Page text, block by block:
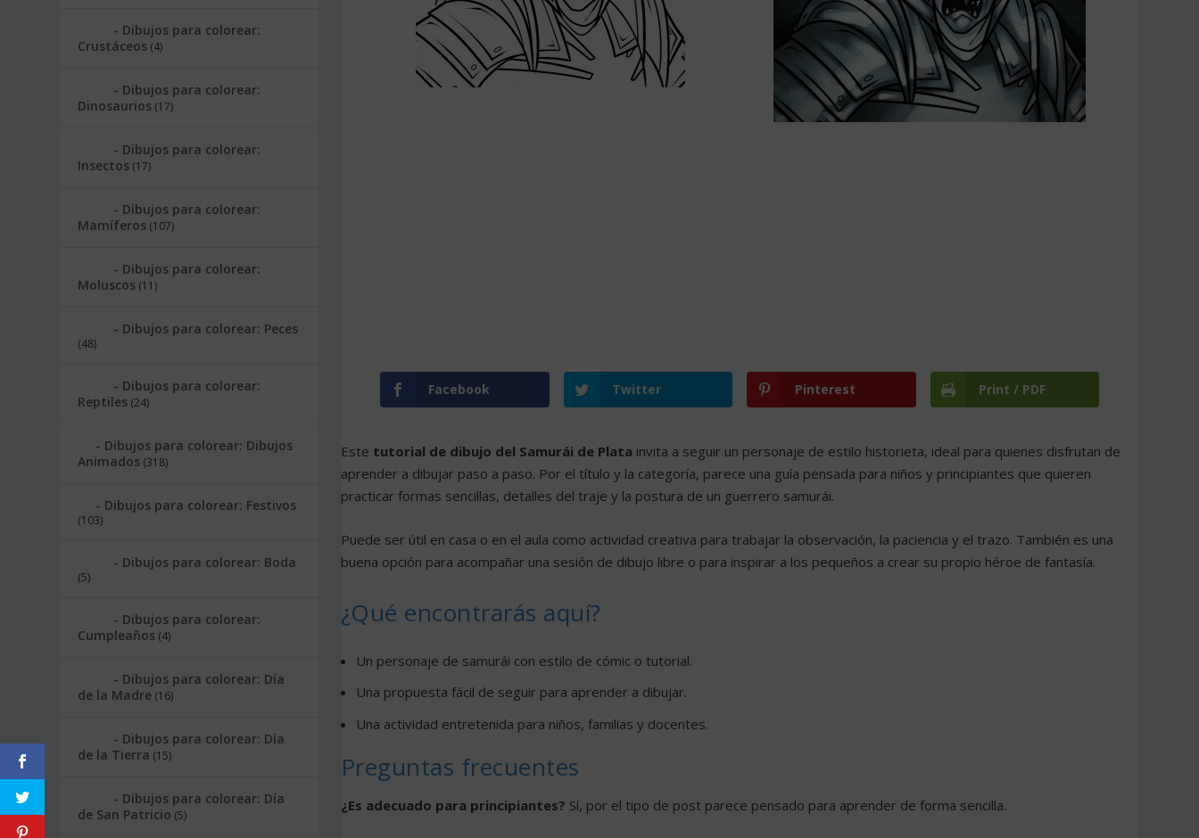
Facebook Twitter Pinterest Print / PDF
Este tutorial de dibujo del Samurái de Plata invita a seguir un personaje de estilo historieta, ideal para quienes disfrutan de
aprender a dibujar paso a paso. Por el título y la categoría, parece una guía pensada para niños y principiantes que quieren
practicar formas sencillas, detalles del traje y la postura de un guerrero samurái.
Puede ser útil en casa o en el aula como actividad creativa para trabajar la observación, la paciencia y el trazo. También es una
buena opción para acompañar una sesión de dibujo libre o para inspirar a los pequeños a crear su propio héroe de fantasía.
¿Qué encontrarás aquí?
Un personaje de samurái con estilo de cómic o tutorial.
Una propuesta fácil de seguir para aprender a dibujar.
Una actividad entretenida para niños, familias y docentes.
Preguntas frecuentes
¿Es adecuado para principiantes? Sí, por el tipo de post parece pensado para aprender de forma sencilla.
Dibujos para colorear:
Crustáceos (4)
Dibujos para colorear:
Dinosaurios (17)
Dibujos para colorear:
Insectos (17)
Dibujos para colorear:
Mamíferos (107)
Dibujos para colorear:
Moluscos (11)
Dibujos para colorear: Peces
(48)
Dibujos para colorear:
Reptiles (24)
Dibujos para colorear: Dibujos
Animados (318)
Dibujos para colorear: Festivos
(103)
Dibujos para colorear: Boda
(5)
Dibujos para colorear:
Cumpleaños (4)
Dibujos para colorear: Día
de la Madre (16)
Dibujos para colorear: Día
de la Tierra (15)
Dibujos para colorear: Día
de San Patricio (5)